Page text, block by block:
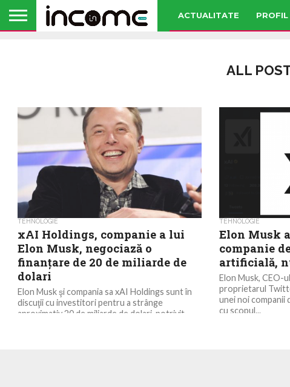
ACTUALITATE
ALL
TEHNOLOGIE
xAI Holdings, companie a lui
Elon Musk, negociază o
finanţare de 20 de miliarde de
dolari
Elon Musk şi compania sa xAI Holdings sunt în
discuţii cu investitori pentru a strânge
aproximativ 20 de miliarde de dolari, potrivit...
TEHNOLOGIE
Elon Musk
companie
artificială,
Elon Musk, CEO-
proprietarul
unei noi companii
cu scopul...